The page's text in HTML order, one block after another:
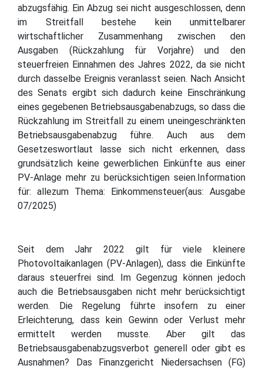
abzugsfähig. Ein Abzug sei nicht ausgeschlossen, denn
im Streitfall bestehe kein unmittelbarer
wirtschaftlicher Zusammenhang zwischen den
Ausgaben (Rückzahlung für Vorjahre) und den
steuerfreien Einnahmen des Jahres 2022, da sie nicht
durch dasselbe Ereignis veranlasst seien. Nach Ansicht
des Senats ergibt sich dadurch keine Einschränkung
eines gegebenen Betriebsausgabenabzugs, so dass die
Rückzahlung im Streitfall zu einem uneingeschränkten
Betriebsausgabenabzug führe. Auch aus dem
Gesetzeswortlaut lasse sich nicht erkennen, dass
grundsätzlich keine gewerblichen Einkünfte aus einer
PV-Anlage mehr zu berücksichtigen seien.Information
für: allezum Thema: Einkommensteuer(aus: Ausgabe
07/2025)
Seit dem Jahr 2022 gilt für viele kleinere
Photovoltaikanlagen (PV-Anlagen), dass die Einkünfte
daraus steuerfrei sind. Im Gegenzug können jedoch
auch die Betriebsausgaben nicht mehr berücksichtigt
werden. Die Regelung führte insofern zu einer
Erleichterung, dass kein Gewinn oder Verlust mehr
ermittelt werden musste. Aber gilt das
Betriebsausgabenabzugsverbot generell oder gibt es
Ausnahmen? Das Finanzgericht Niedersachsen (FG)